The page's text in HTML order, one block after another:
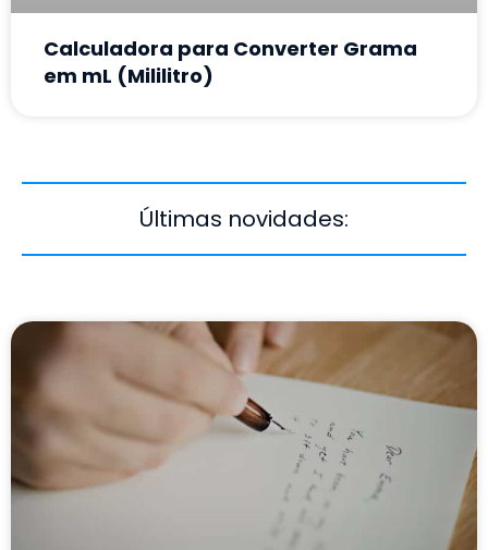
Calculadora para Converter Grama
em mL (Mililitro)
Últimas novidades: